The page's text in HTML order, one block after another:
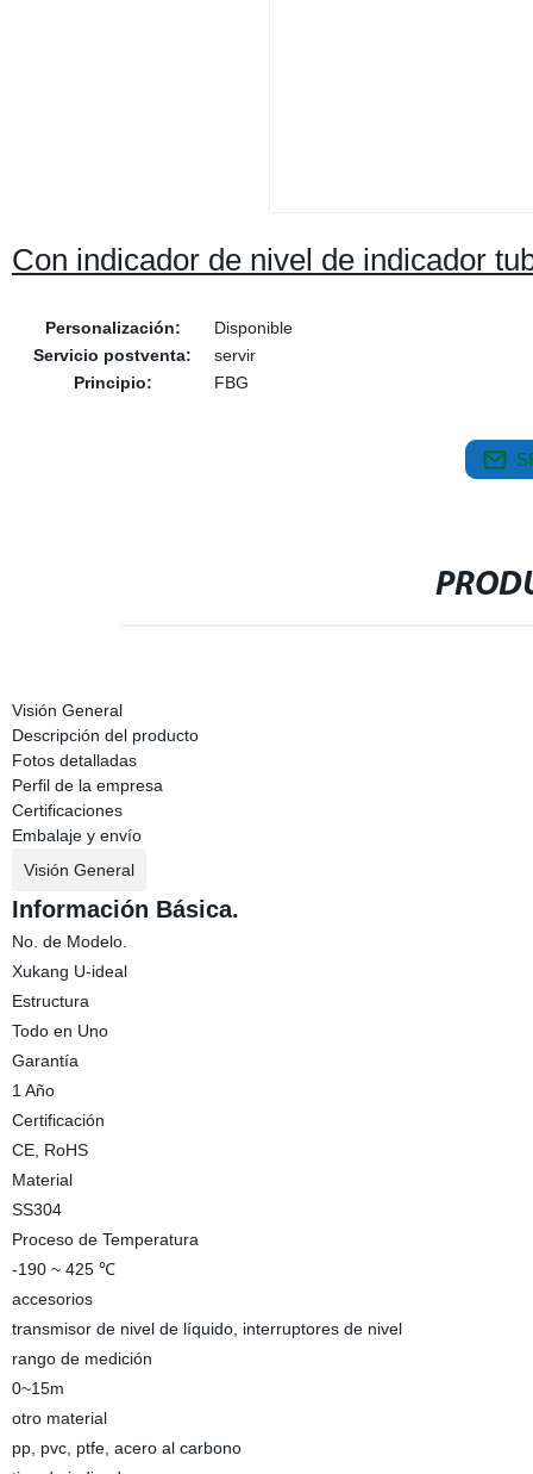
Con indicador de nivel de indicador
Personalización:
Disponible
Servicio postventa:
servir
Principio:
FBG
Visión General
Descripción del producto
Fotos detalladas
Perfil de la empresa
Certificaciones
Embalaje y envío
Visión General
Información Básica.
No. de Modelo.
Xukang U-ideal
Estructura
Todo en Uno
Garantía
1 Año
Certificación
CE, RoHS
Material
SS304
Proceso de Temperatura
-190 ~ 425 ℃
accesorios
transmisor de nivel de líquido, interruptores de nivel
rango de medición
0~15m
otro material
pp, pvc, ptfe, acero al carbono